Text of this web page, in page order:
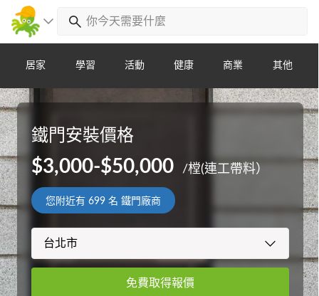
居家 學習 活動 健康 商業 其他
鐵門安裝價格
$3,000-$50,000 /樘(連工帶料）
您附近有699 名 鐵門廠商
免費取得報價